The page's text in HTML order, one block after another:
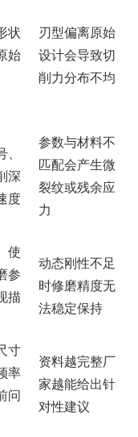
状
始
刃型偏离原始
设计会导致切
削力分布不均
深
度
参数与材料不
匹配会产生微
裂纹或残余应
力
使
参
描
动态刚性不足
时修磨精度无
法稳定保持
寸
率
问
资料越完整厂
家越能给出针
对性建议